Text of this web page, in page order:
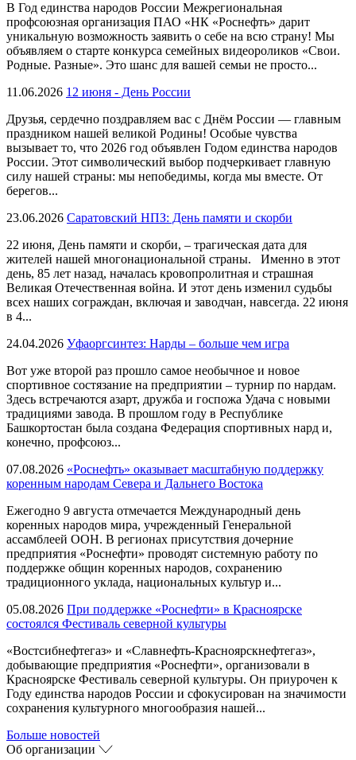
В Год единства народов России Межрегиональная
профсоюзная организация ПАО «НК «Роснефть» дарит
уникальную возможность заявить о себе на всю страну! Мы
объявляем о старте конкурса семейных видеороликов «Свои.
Родные. Разные». Это шанс для вашей семьи не просто...
11.06.2026 12 июня - День России
Друзья, сердечно поздравляем вас с Днём России — главным
праздником нашей великой Родины! Особые чувства
вызывает то, что 2026 год объявлен Годом единства народов
России. Этот символический выбор подчеркивает главную
силу нашей страны: мы непобедимы, когда мы вместе. От
берегов...
23.06.2026 Саратовский НПЗ: День памяти и скорби
22 июня, День памяти и скорби, – трагическая дата для
жителей нашей многонациональной страны. Именно в этот
день, 85 лет назад, началась кровопролитная и страшная
Великая Отечественная война. И этот день изменил судьбы
всех наших сограждан, включая и заводчан, навсегда. 22 июня
в 4...
24.04.2026 Уфаоргсинтез: Нарды – больше чем игра
Вот уже второй раз прошло самое необычное и новое
спортивное состязание на предприятии – турнир по нардам.
Здесь встречаются азарт, дружба и госпожа Удача с новыми
традициями завода. В прошлом году в Республике
Башкортостан была создана Федерация спортивных нард и,
конечно, профсоюз...
07.08.2026 «Роснефть» оказывает масштабную поддержку
коренным народам Севера и Дальнего Востока
Ежегодно 9 августа отмечается Международный день
коренных народов мира, учрежденный Генеральной
ассамблеей ООН. В регионах присутствия дочерние
предприятия «Роснефти» проводят системную работу по
поддержке общин коренных народов, сохранению
традиционного уклада, национальных культур и...
05.08.2026 При поддержке «Роснефти» в Красноярске
состоялся Фестиваль северной культуры
«Востсибнефтегаз» и «Славнефть-Красноярскнефтегаз»,
добывающие предприятия «Роснефти», организовали в
Красноярске Фестиваль северной культуры. Он приурочен к
Году единства народов России и сфокусирован на значимости
сохранения культурного многообразия нашей...
Больше новостей
Об организации